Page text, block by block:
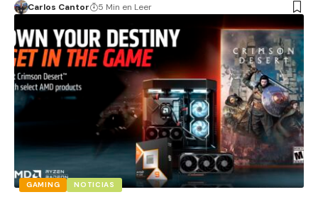
Carlos Cantor 5 Min en Leer
GAMING NOTICIAS